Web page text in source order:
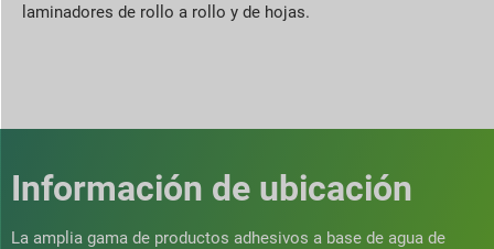
laminadores de rollo a rollo y de hojas.
Información de ubicación
La amplia gama de productos adhesivos a base de agua de